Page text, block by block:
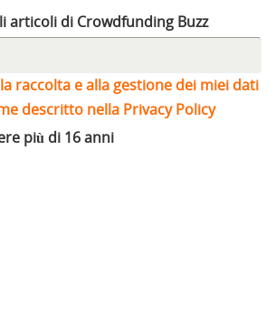
articoli di Crowdfunding Buzz
raccolta e alla gestione dei miei dati
descritto nella Privacy Policy
più di 16 anni